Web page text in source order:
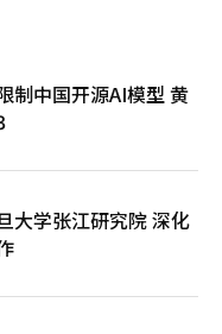
竞争”演变为罢工并导
应链重组、中美技术竞
面临日益加剧的竞争压
谈判手段无异于给竞争对
户流失。恢复动摇的信任
，长期损失越大。 企
透明或沟通结构僵化，冲
业绩下，员工未能感受
求过高，管理层的冷漠也
体的奖励制度。其次，企
，以恢复信任。第三，
对核心产业劳资纠纷的调
制中国开源AI模型 黄
大学张江研究院 深化